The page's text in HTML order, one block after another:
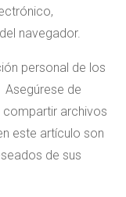
navegador.
personal de los
Asegúrese de
archivos
este artículo son
de sus